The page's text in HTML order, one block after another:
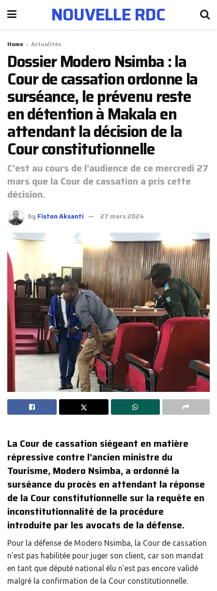
NOUVELLE RDC
Home Actualités
Dossier Modero Nsimba : la
Cour de cassation ordonne la
surséance, le prévenu reste
en détention à Makala en
attendant la décision de la
Cour constitutionnelle
C’est au cours de l’audience de ce mercredi 27
mars que la Cour de cassation a pris cette
décision.
by Fiston Aksanti 27 mars 2024
La Cour de cassation siégeant en matière
répressive contre l’ancien ministre du
Tourisme, Modero Nsimba, a ordonné la
surséance du procès en attendant la réponse
de la Cour constitutionnelle sur la requête en
inconstitutionnalité de la procédure
introduite par les avocats de la défense.
Pour la défense de Modero Nsimba, la Cour de cassation
n’est pas habilitée pour juger son client, car son mandat
en tant que député national élu n’est pas encore validé
malgré la confirmation de la Cour constitutionnelle.